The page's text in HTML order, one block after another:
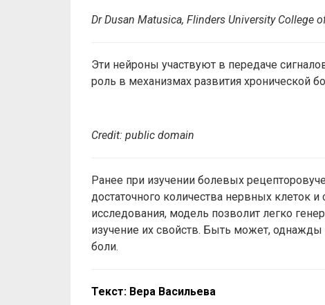
Dr Dusan Matusica, Flinders University College
Эти нейроны участвуют в передаче
роль в механизмах развития хронической
Credit: public domain
Ранее при изучении болевых
достаточного количества нервных клеток
исследования, модель позволит легко
изучение их свойств. Быть может,
боли.
Текст: Вера Васильева